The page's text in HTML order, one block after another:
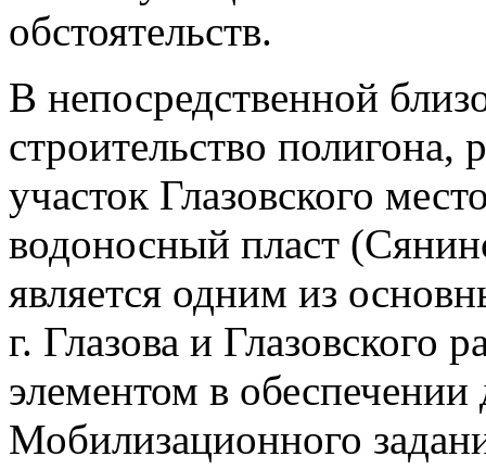
обстоятельств.
В непосредственной
строительство
участок Глазовского
водоносный пласт
является одним из
г. Глазова и Глазовского
элементом в
Мобилизационного